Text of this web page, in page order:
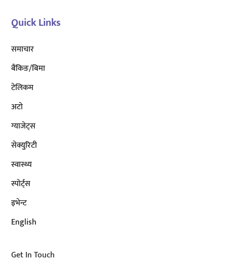
Quick Links
समाचार
बैंकिङ/बिमा
टेलिकम
अटाे
ग्याजेट्स
सेक्युरिटी
स्वास्थ्य
स्पोर्ट्स
इभेन्ट
English
Get In Touch